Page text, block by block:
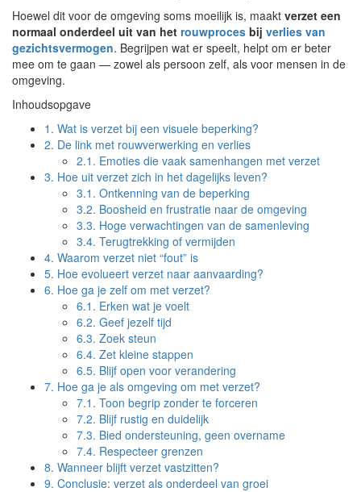
Hoewel dit voor de omgeving soms moeilijk is, maakt verzet een
normaal onderdeel uit van het rouwproces bij verlies van
gezichtsvermogen. Begrijpen wat er speelt, helpt om er beter
mee om te gaan — zowel als persoon zelf, als voor mensen in de
omgeving.
Inhoudsopgave
1. Wat is verzet bij een visuele beperking?
2. De link met rouwverwerking en verlies
2.1. Emoties die vaak samenhangen met verzet
3. Hoe uit verzet zich in het dagelijks leven?
3.1. Ontkenning van de beperking
3.2. Boosheid en frustratie naar de omgeving
3.3. Hoge verwachtingen van de samenleving
3.4. Terugtrekking of vermijden
4. Waarom verzet niet “fout” is
5. Hoe evolueert verzet naar aanvaarding?
6. Hoe ga je zelf om met verzet?
6.1. Erken wat je voelt
6.2. Geef jezelf tijd
6.3. Zoek steun
6.4. Zet kleine stappen
6.5. Blijf open voor verandering
7. Hoe ga je als omgeving om met verzet?
7.1. Toon begrip zonder te forceren
7.2. Blijf rustig en duidelijk
7.3. Bied ondersteuning, geen overname
7.4. Respecteer grenzen
8. Wanneer blijft verzet vastzitten?
9. Conclusie: verzet als onderdeel van groei